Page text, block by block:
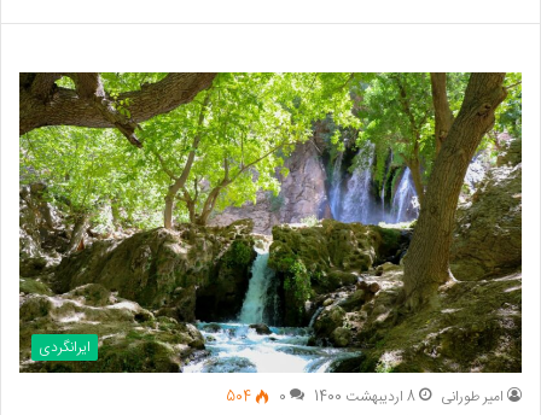
ایرانگردی
امیر طورانی 8 اردیبهشت 1400 0
504